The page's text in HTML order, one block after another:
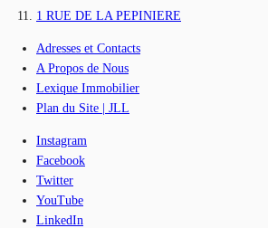
1 RUE DE LA PEPINIERE
Adresses et Contacts
A Propos de Nous
Lexique Immobilier
Plan du Site | JLL
Instagram
Facebook
Twitter
YouTube
LinkedIn